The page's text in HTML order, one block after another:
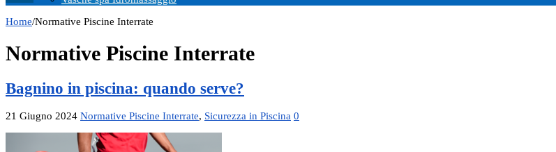
Home/Normative Piscine Interrate
Normative Piscine Interrate
Bagnino in piscina: quando serve?
21 Giugno 2024 Normative Piscine Interrate, Sicurezza in Piscina 0